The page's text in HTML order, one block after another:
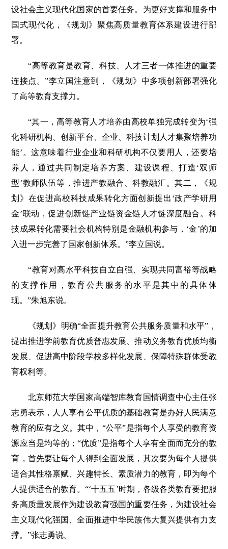
设社会主义现代化国家的首要任务。为更好支撑和服务中
国式现代化，《规划》聚焦高质量教育体系建设进行部
署。
“高等教育是教育、科技、人才三者一体推进的重要
连接点。”李立国注意到，《规划》中多项创新部署强化
了高等教育支撑力。
“其一，高等教育人才培养由高校单独完成转变为‘强
化科研机构、创新平台、企业、科技计划人才集聚培养功
能’。这意味着行业企业和科研机构不仅要用人，还要培
养人，通过共同制定培养方案、建设课程、打造‘双师
型’教师队伍等，推进产教融合、科教融汇。其二，《规
划》在促进高校科技成果转化方面创新提出‘政产学研用
金’联动，促进创新链产业链资金链人才链深度融合。科
技成果转化需要社会机构特别是金融机构参与，‘金’的加
入进一步完善了国家创新体系。”李立国说。
“教育对高水平科技自立自强、实现共同富裕等战略
的支撑作用，教育公共服务的水平是其中的具体体
现。”朱旭东说。
《规划》明确“全面提升教育公共服务质量和水平”，
提出推进学前教育优质普惠发展、推动义务教育优质均衡
发展、促进高中阶段学校多样化发展、保障特殊群体受教
育权利等。
北京师范大学国家高端智库教育国情调查中心主任张
志勇表示，人人享有公平优质的基础教育是办好人民满意
教育的应有之义。其中，“公平”是指每个人享受的教育资
源应当是均等的；“优质”是指每个人享有全面而充分的教
育，首先要让每个人得到全面发展，其次要为每个人提供
适合其性格禀赋、兴趣特长、素质潜力的教育，即为每个
人提供适合的教育。“‘十五五’时期，各级各类教育要把服
务高质量发展作为建设教育强国的重要任务，为建设社会
主义现代化强国、全面推进中华民族伟大复兴提供有力支
撑。”张志勇说。